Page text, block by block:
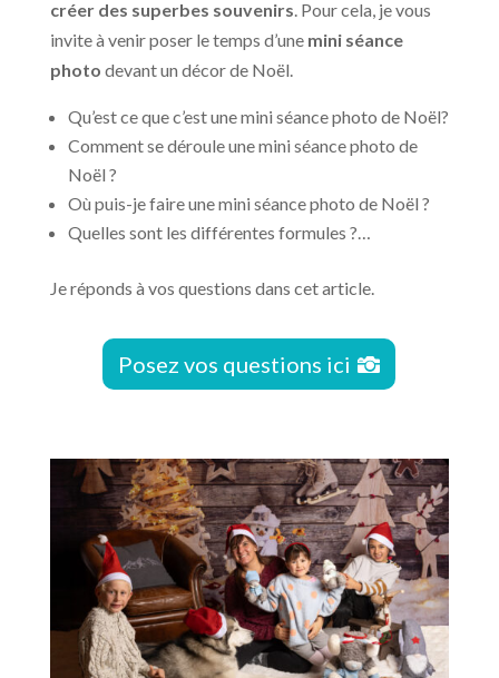
créer des superbes souvenirs. Pour cela, je vous
invite à venir poser le temps d’une mini séance
photo devant un décor de Noël.
Qu’est ce que c’est une mini séance photo de Noël?
Comment se déroule une mini séance photo de
Noël ?
Où puis-je faire une mini séance photo de Noël ?
Quelles sont les différentes formules ?…
Je réponds à vos questions dans cet article.
Posez vos questions ici